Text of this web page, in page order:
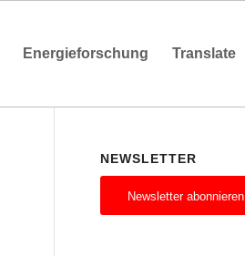
Energieforschung Translate
NEWSLETTER
Newsletter abonnieren